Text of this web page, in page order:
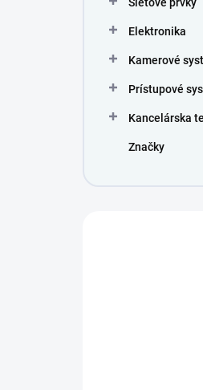
Elektronika
Kamerové
Prístupové
Kancelárska
Značky